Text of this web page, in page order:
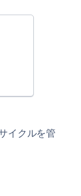
イクルを管